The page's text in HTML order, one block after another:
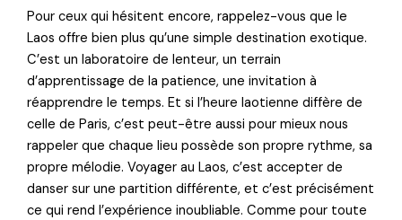
Pour ceux qui hésitent encore, rappelez-vous que le
Laos offre bien plus qu’une simple destination exotique.
C’est un laboratoire de lenteur, un terrain
d’apprentissage de la patience, une invitation à
réapprendre le temps. Et si l’heure laotienne diffère de
celle de Paris, c’est peut-être aussi pour mieux nous
rappeler que chaque lieu possède son propre rythme, sa
propre mélodie. Voyager au Laos, c’est accepter de
danser sur une partition différente, et c’est précisément
ce qui rend l’expérience inoubliable. Comme pour toute